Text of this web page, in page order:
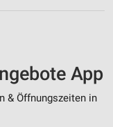
App
& Öffnungszeiten in